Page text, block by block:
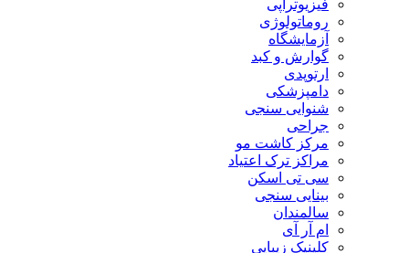
فیزیوتراپی
روماتولوژی
آزمایشگاه
گوارش و کبد
ارتوپدی
دامپزشکی
شنوایی سنجی
جراحی
مرکز کاشت مو
مراکز ترک اعتیاد
سی تی اسکن
بینایی سنجی
سالمندان
ام آر آی
کلینیک زیبایی